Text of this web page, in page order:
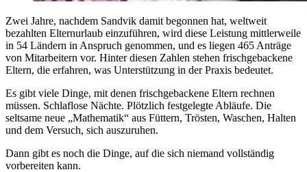
Zwei Jahre, nachdem Sandvik damit begonnen hat, weltweit
bezahlten Elternurlaub einzuführen, wird diese Leistung mittlerweile
in 54 Ländern in Anspruch genommen, und es liegen 465 Anträge
von Mitarbeitern vor. Hinter diesen Zahlen stehen frischgebackene
Eltern, die erfahren, was Unterstützung in der Praxis bedeutet.
Es gibt viele Dinge, mit denen frischgebackene Eltern rechnen
müssen. Schlaflose Nächte. Plötzlich festgelegte Abläufe. Die
seltsame neue „Mathematik“ aus Füttern, Trösten, Waschen, Halten
und dem Versuch, sich auszuruhen.
Dann gibt es noch die Dinge, auf die sich niemand vollständig
vorbereiten kann.